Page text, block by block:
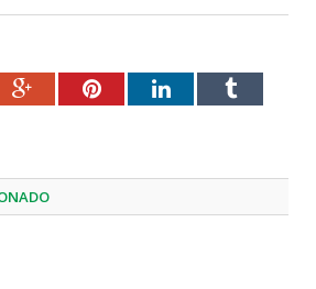
Google+PinterestLinkedInTumblr